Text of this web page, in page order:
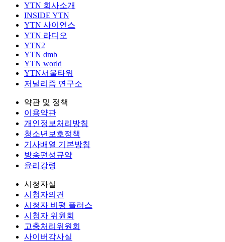
YTN 회사소개
INSIDE YTN
YTN 사이언스
YTN 라디오
YTN2
YTN dmb
YTN world
YTN서울타워
저널리즘 연구소
약관 및 정책
이용약관
개인정보처리방침
청소년보호정책
기사배열 기본방침
방송편성규약
윤리강령
시청자실
시청자의견
시청자 비평 플러스
시청자 위원회
고충처리위원회
사이버감사실